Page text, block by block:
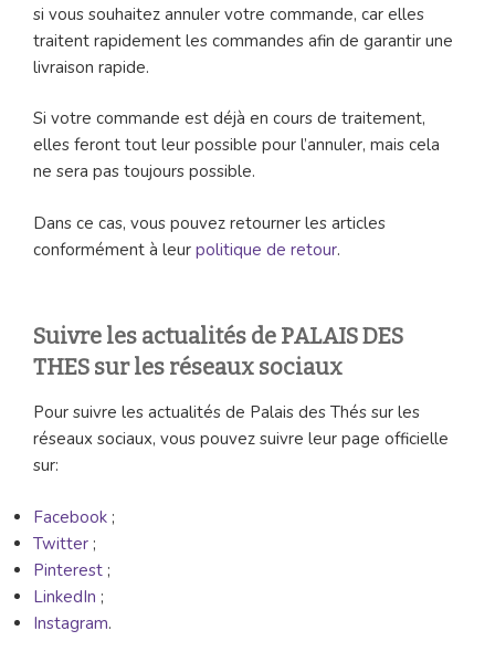
si vous souhaitez annuler votre commande, car elles
traitent rapidement les commandes afin de garantir une
livraison rapide.
Si votre commande est déjà en cours de traitement,
elles feront tout leur possible pour l’annuler, mais cela
ne sera pas toujours possible.
Dans ce cas, vous pouvez retourner les articles
conformément à leur politique de retour.
Suivre les actualités de PALAIS DES
THES sur les réseaux sociaux
Pour suivre les actualités de Palais des Thés sur les
réseaux sociaux, vous pouvez suivre leur page officielle
sur:
Facebook ;
Twitter ;
Pinterest ;
LinkedIn ;
Instagram.